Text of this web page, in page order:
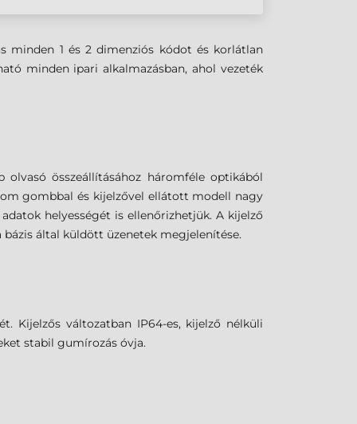
minden 1 és 2 dimenziós kódot és korlátlan
minden ipari alkalmazásban, ahol vezeték
összeállításához háromféle optikából
gombbal és kijelzővel ellátott modell nagy
helyességét is ellenőrizhetjük. A kijelző
által küldött üzenetek megjelenítése.
Kijelzős változatban IP64-es, kijelző nélküli
stabil gumírozás óvja.